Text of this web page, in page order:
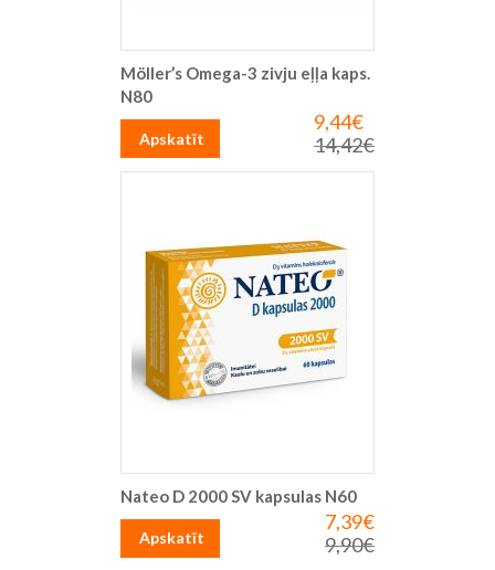
Möller’s Omega-3 zivju eļļa kaps.
N80
Īpaša
cena
9,44€
Parastā
cena
14,42€
Apskatīt
Nateo D 2000 SV kapsulas N60
Īpaša
cena
7,39€
Parastā
cena
9,90€
Apskatīt